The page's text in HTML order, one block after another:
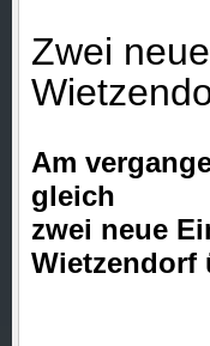
Zwei
Am
gleich
zwei neue
Wietzendorf